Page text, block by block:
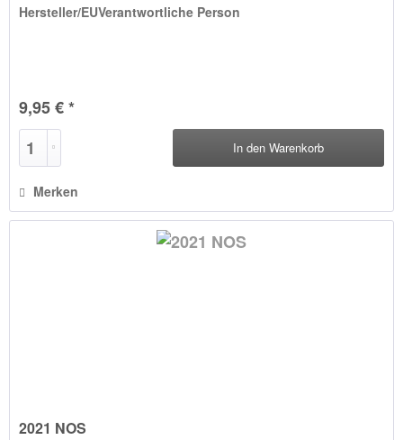
Hersteller/EUVerantwortliche Person
9,95 € *
In den Warenkorb
Merken
2021 NOS